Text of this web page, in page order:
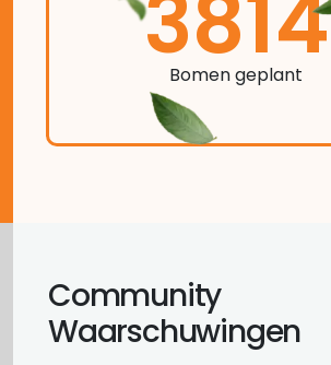
Bomen geplant
Community
Waarschuwingen